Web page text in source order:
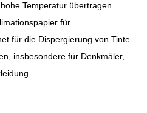
Temperatur übertragen.
für
für die Dispergierung von Tinte
insbesondere für Denkmäler,